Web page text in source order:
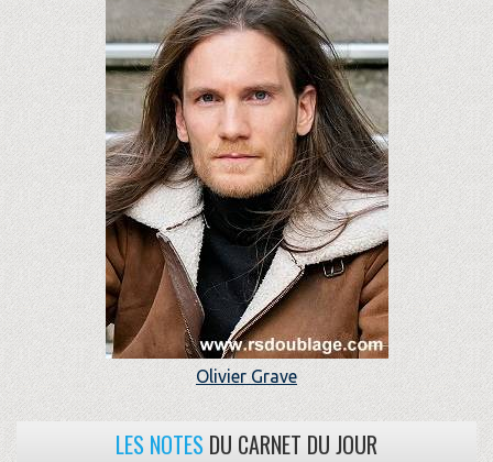
Olivier Grave
LES NOTES DU CARNET DU JOUR